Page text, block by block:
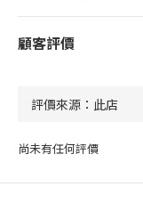
顧客評價
尚未有任何評價